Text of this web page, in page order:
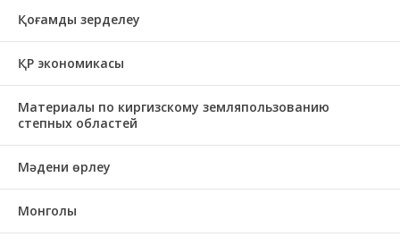
Қоғамды зерделеу
ҚР экономикасы
Материалы по киргизскому земляпользованию
степных областей
Мәдени өрлеу
Монголы